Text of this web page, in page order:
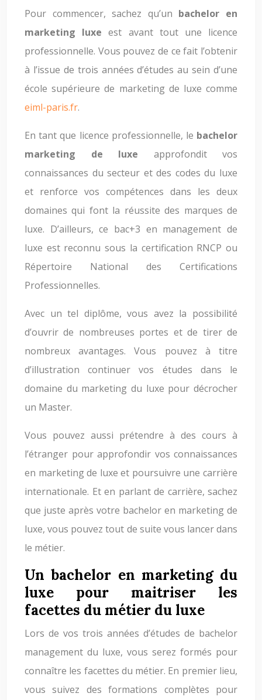
Pour commencer, sachez qu’un bachelor en
marketing luxe est avant tout une licence
professionnelle. Vous pouvez de ce fait l’obtenir
à l’issue de trois années d’études au sein d’une
école supérieure de marketing de luxe comme
eiml-paris.fr.
En tant que licence professionnelle, le bachelor
marketing de luxe approfondit vos
connaissances du secteur et des codes du luxe
et renforce vos compétences dans les deux
domaines qui font la réussite des marques de
luxe. D’ailleurs, ce bac+3 en management de
luxe est reconnu sous la certification RNCP ou
Répertoire National des Certifications
Professionnelles.
Avec un tel diplôme, vous avez la possibilité
d’ouvrir de nombreuses portes et de tirer de
nombreux avantages. Vous pouvez à titre
d’illustration continuer vos études dans le
domaine du marketing du luxe pour décrocher
un Master.
Vous pouvez aussi prétendre à des cours à
l’étranger pour approfondir vos connaissances
en marketing de luxe et poursuivre une carrière
internationale. Et en parlant de carrière, sachez
que juste après votre bachelor en marketing de
luxe, vous pouvez tout de suite vous lancer dans
le métier.
Un bachelor en marketing du
luxe pour maitriser les
facettes du métier du luxe
Lors de vos trois années d’études de bachelor
management du luxe, vous serez formés pour
connaître les facettes du métier. En premier lieu,
vous suivez des formations complètes pour